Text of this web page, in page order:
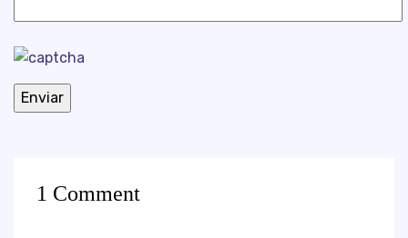
1 Comment